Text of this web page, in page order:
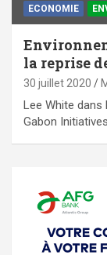
ECONOMIE
la reprise
30 juillet 2020
Lee White
Gabon